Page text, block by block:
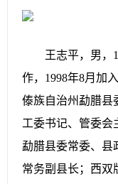
王志平，男，
作，1998年8月加
傣族自治州勐腊县
工委书记、管委会
勐腊县委常委、县
常务副县长；西双